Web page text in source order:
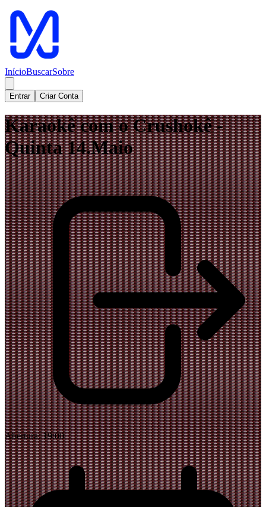
InícioBuscarSobre
Entrar Criar Conta
Karaokê com o Crushokê -
Quinta 14.Maio
Abertura:19:00